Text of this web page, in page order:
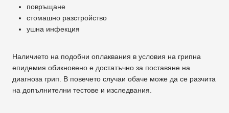
повръщане
стомашно разстройство
ушна инфекция
Наличието на подобни оплаквания в условия на грипна
епидемия обикновено е достатъчно за поставяне на
диагноза грип. В повечето случаи обаче може да се разчита
на допълнителни тестове и изследвания.